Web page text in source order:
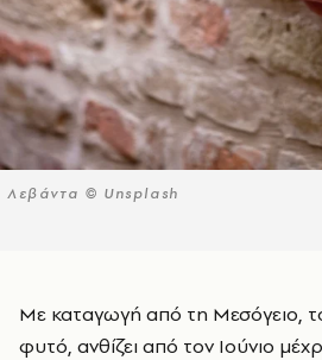
Λεβάντα © Unsplash
Με καταγωγή από τη Μεσόγειο, το πολυετές αυτό
φυτό, ανθίζει από τον Ιούνιο